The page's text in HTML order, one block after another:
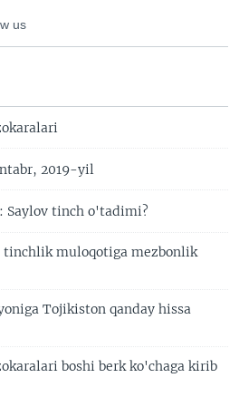
us
2019-yil
Saylov tinch o'tadimi?
muloqotiga mezbonlik
Tojikiston qanday hissa
boshi berk ko'chaga kirib